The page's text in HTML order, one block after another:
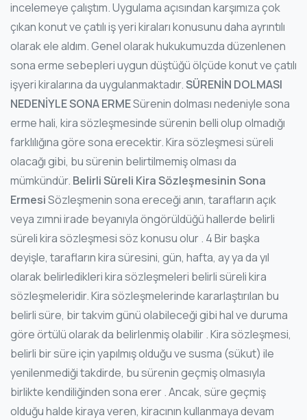
incelemeye çalıştım. Uygulama açısından karşımıza çok
çıkan konut ve çatılı iş yeri kiraları konusunu daha ayrıntılı
olarak ele aldım. Genel olarak hukukumuzda düzenlenen
sona erme sebepleri uygun düştüğü ölçüde konut ve çatılı
işyeri kiralarına da uygulanmaktadır.SÜRENİN DOLMASI
NEDENİYLE SONA ERMESürenin dolması nedeniyle sona
erme hali, kira sözleşmesinde sürenin belli olup olmadığı
farklılığına göre sona erecektir. Kira sözleşmesi süreli
olacağı gibi, bu sürenin belirtilmemiş olması da
mümkündür. Belirli Süreli Kira Sözleşmesinin Sona
ErmesiSözleşmenin sona ereceği anın, tarafların açık
veya zımni irade beyanıyla öngörüldüğü hallerde belirli
süreli kira sözleşmesi söz konusu olur . 4 Bir başka
deyişle, tarafların kira süresini, gün, hafta, ay ya da yıl
olarak belirledikleri kira sözleşmeleri belirli süreli kira
sözleşmeleridir. Kira sözleşmelerinde kararlaştırılan bu
belirli süre, bir takvim günü olabileceği gibi hal ve duruma
göre örtülü olarak da belirlenmiş olabilir . Kira sözleşmesi,
belirli bir süre için yapılmış olduğu ve susma (sükut) ile
yenilenmediği takdirde, bu sürenin geçmiş olmasıyla
birlikte kendiliğinden sona erer . Ancak, süre geçmiş
olduğu halde kiraya veren, kiracının kullanmaya devam